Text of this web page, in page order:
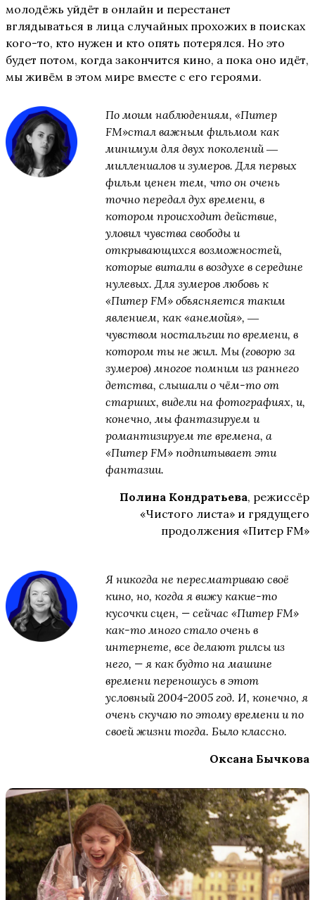
молодёжь уйдёт в онлайн и перестанет
вглядываться в лица случайных прохожих в поисках
кого-то, кто нужен и кто опять потерялся. Но это
будет потом, когда закончится кино, а пока оно идёт,
мы живём в этом мире вместе с его героями.
По моим наблюдениям, «Питер
FM»стал важным фильмом как
минимум для двух поколений ―
миллениалов и зумеров. Для первых
фильм ценен тем, что он очень
точно передал дух времени, в
котором происходит действие,
уловил чувства свободы и
открывающихся возможностей,
которые витали в воздухе в середине
нулевых. Для зумеров любовь к
«Питер FM» объясняется таким
явлением, как «анемойя», ―
чувством ностальгии по времени, в
котором ты не жил. Мы (говорю за
зумеров) многое помним из раннего
детства, слышали о чём-то от
старших, видели на фотографиях, и,
конечно, мы фантазируем и
романтизируем те времена, а
«Питер FM» подпитывает эти
фантазии.
Полина Кондратьева, режиссёр
«Чистого листа» и грядущего
продолжения «Питер FM»
Я никогда не пересматриваю своё
кино, но, когда я вижу какие-то
кусочки сцен, — сейчас «Питер FM»
как-то много стало очень в
интернете, все делают рилсы из
него, — я как будто на машине
времени переношусь в этот
условный 2004-2005 год. И, конечно, я
очень скучаю по этому времени и по
своей жизни тогда. Было классно.
Оксана Бычкова